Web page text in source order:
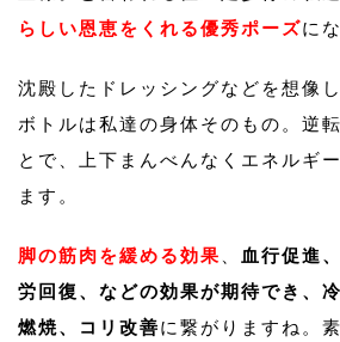
らしい恩恵をくれる優秀ポーズに
沈殿したドレッシングなどを想像
ボトルは私達の身体そのもの。逆
とで、上下まんべんなくエネルギ
ます。
脚の筋肉を緩める効果
血行促進
労回復、などの効果が期待でき、
燃焼、コリ改善に繋がりますね。